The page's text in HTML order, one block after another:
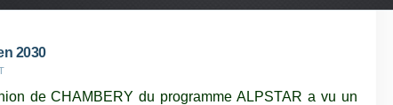
2030
de CHAMBERY du programme ALPSTAR a vu un